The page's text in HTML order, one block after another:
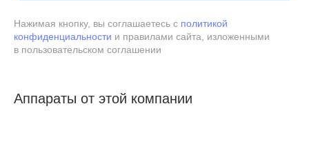
Нажимая кнопку, вы соглашаетесь с политикой
конфиденциальности и правилами сайта, изложенными
в пользовательском соглашении
Аппараты от этой компании